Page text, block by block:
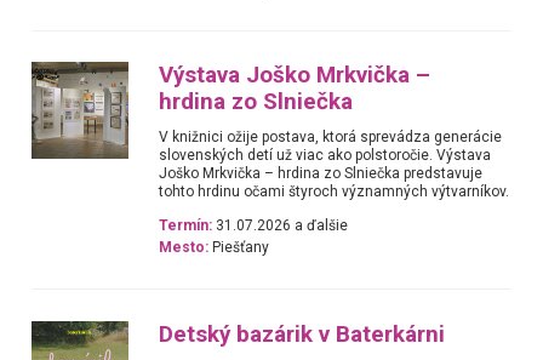
Výstava Joško Mrkvička –
hrdina zo Slniečka
V knižnici ožije postava, ktorá sprevádza generácie
slovenských detí už viac ako polstoročie. Výstava
Joško Mrkvička – hrdina zo Slniečka predstavuje
tohto hrdinu očami štyroch významných výtvarníkov.
Termín: 31.07.2026 a ďalšie
Mesto: Piešťany
Detský bazárik v Baterkárni